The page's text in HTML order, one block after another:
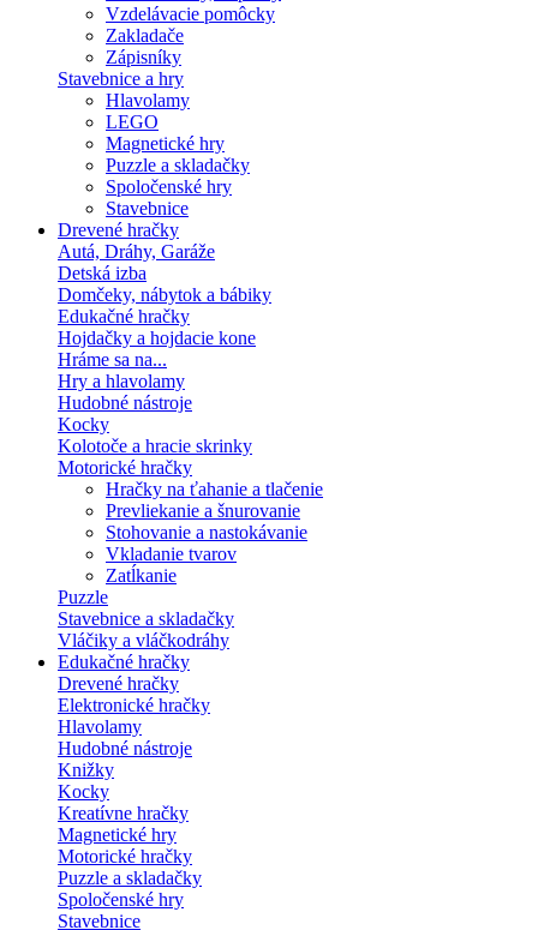
Vzdelávacie pomôcky
Zakladače
Zápisníky
Stavebnice a hry
Hlavolamy
LEGO
Magnetické hry
Puzzle a skladačky
Spoločenské hry
Stavebnice
Drevené hračky
Autá, Dráhy, Garáže
Detská izba
Domčeky, nábytok a bábiky
Edukačné hračky
Hojdačky a hojdacie kone
Hráme sa na...
Hry a hlavolamy
Hudobné nástroje
Kocky
Kolotoče a hracie skrinky
Motorické hračky
Hračky na ťahanie a tlačenie
Prevliekanie a šnurovanie
Stohovanie a nastokávanie
Vkladanie tvarov
Zatĺkanie
Puzzle
Stavebnice a skladačky
Vláčiky a vláčkodráhy
Edukačné hračky
Drevené hračky
Elektronické hračky
Hlavolamy
Hudobné nástroje
Knižky
Kocky
Kreatívne hračky
Magnetické hry
Motorické hračky
Puzzle a skladačky
Spoločenské hry
Stavebnice